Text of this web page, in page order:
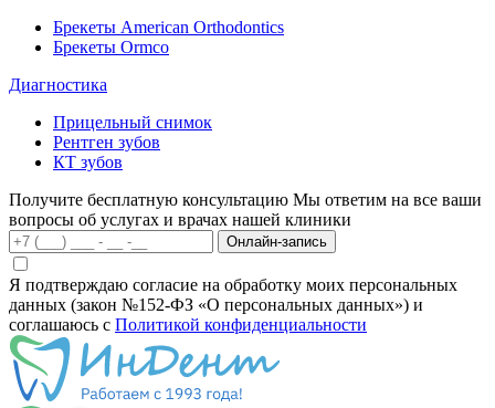
Брекеты American Orthodontics
Брекеты Ormco
Диагностика
Прицельный снимок
Рентген зубов
КТ зубов
Получите бесплатную консультацию Мы ответим на все ваши
вопросы об услугах и врачах нашей клиники
Онлайн-запись
Я подтверждаю согласие на обработку моих персональных
данных (закон №152-ФЗ «О персональных данных») и
соглашаюсь с Политикой конфиденциальности